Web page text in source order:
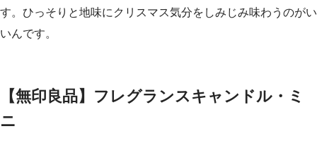
す。ひっそりと地味にクリスマス気分をしみじみ味わうのがい
いんです。
【無印良品】フレグランスキャンドル・ミ
ニ